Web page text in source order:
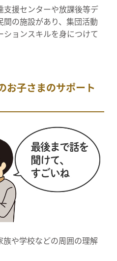
援センターや放課後等デ
の施設があり、集団活動
ョンスキルを身につけて
子さまのサポート
や学校などの周囲の理解